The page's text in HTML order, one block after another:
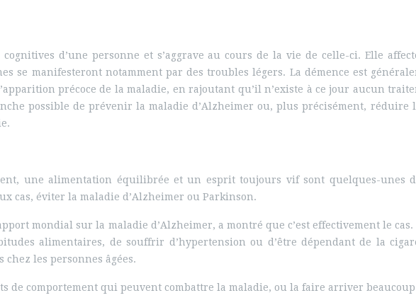
d’une personne et s’aggrave au cours de la vie de celle-ci. Elle
se manifesteront notamment par des troubles légers. La démence est
précoce de la maladie, en rajoutant qu’il n’existe à ce jour aucun
possible de prévenir la maladie d’Alzheimer ou, plus précisément,
de vie.
une alimentation équilibrée et un esprit toujours vif sont quelques-unes
cas, éviter la maladie d’Alzheimer ou Parkinson.
mondial sur la maladie d’Alzheimer, a montré que c’est effectivement le
alimentaires, de souffrir d’hypertension ou d’être dépendant de la
les personnes âgées.
de comportement qui peuvent combattre la maladie, ou la faire arriver